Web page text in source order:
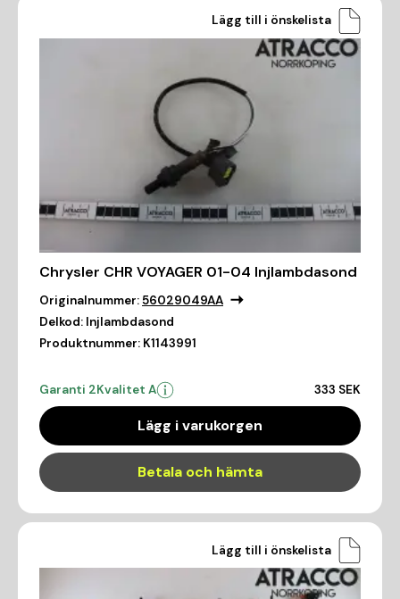
Lägg till i önskelista
Chrysler CHR VOYAGER 01-04 Injlambdasond
Originalnummer:56029049AA
Delkod: Injlambdasond
Produktnummer: K1143991
Garanti 2Kvalitet A 333 SEK
Lägg i varukorgen
Betala och hämta
Lägg till i önskelista